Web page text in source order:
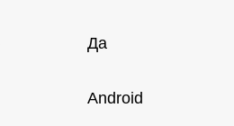
Да
Android